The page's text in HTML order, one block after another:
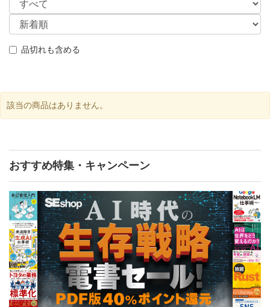
品切れも含める
該当の商品はありません。
おすすめ特集・キャンペーン